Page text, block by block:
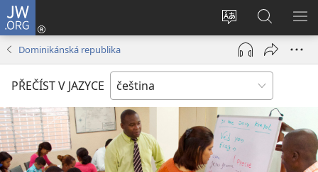
JW.ORG
Změnit
jazyk
stránek
Přihlásit
se
(otevřeno
okno)
Hledat
na
JW.ORG
Dominikánská republika
PŘEČÍST V JAZYCE